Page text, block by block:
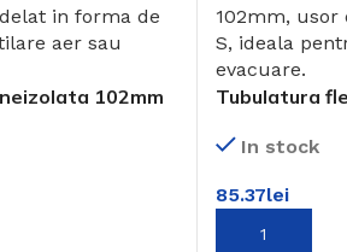
102mm Tubulatura
In stock
85.37lei
ADAUGĂ ÎN COȘ